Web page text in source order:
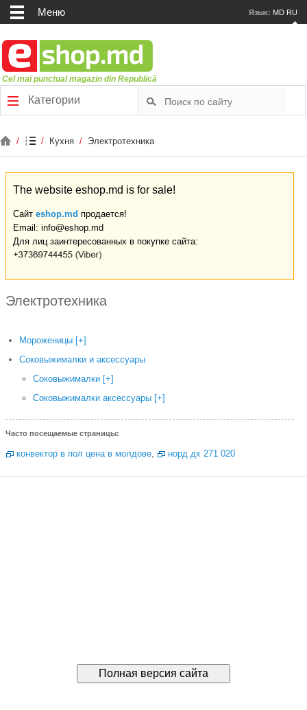
Меню Язык: MD RU
Cel mai punctual magazin din Republică
Категории
/ / Кухня / Электротехника
The website eshop.md is for sale!
Сайт eshop.md продается!
Email: info@eshop.md
Для лиц заинтересованных в покупке сайта:
Электротехника
Мороженицы [+]
Соковыжималки и аксессуары
Соковыжималки [+]
Соковыжималки аксессуары [+]
Часто посещаемые страницы:
конвектор в пол цена в молдове, норд дх 271 020